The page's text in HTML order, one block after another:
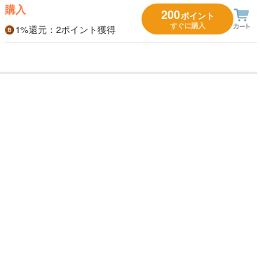
購入
1%還元 ：2ポイント獲得
200ポイント
すぐに購入